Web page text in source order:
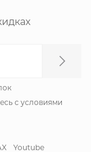
с условиями
Youtube